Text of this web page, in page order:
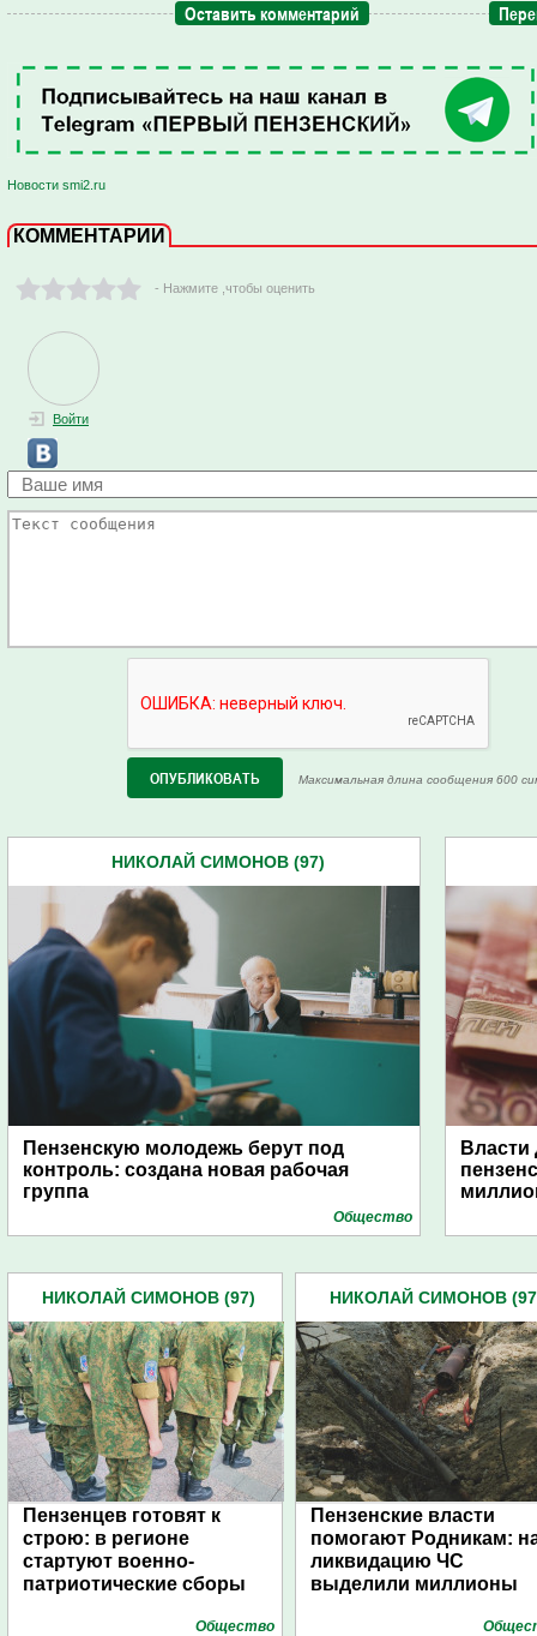
Оставить комментарий
Новости smi2.ru
КОММЕНТАРИИ
- Нажмите ,чтобы оценить
Войти
Максимальная длина сообщения 600
НИКОЛАЙ СИМОНОВ (97)
Пензенскую молодежь берут под
контроль: создана новая рабочая
группа
Общество
НИКОЛАЙ СИМОНОВ (97)
Пензенцев готовят к
строю: в регионе
стартуют военно-
патриотические сборы
Общество
НИКОЛАЙ СИМОНОВ
Пензенские власти
помогают Родникам:
ликвидацию ЧС
выделили миллионы